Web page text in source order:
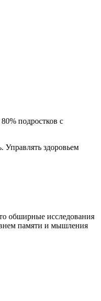
подростков с
Управлять здоровьем
обширные исследования
памяти и мышления